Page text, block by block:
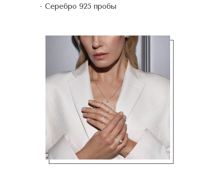
- Серебро 925 пробы